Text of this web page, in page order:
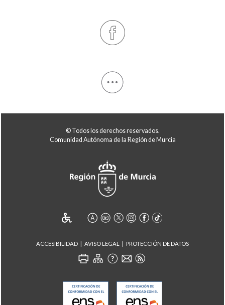
© Todos los derechos reservados.
Comunidad Autónoma de la Región de Murcia
ACCESIBILIDAD AVISO LEGAL PROTECCIÓN DE DATOS